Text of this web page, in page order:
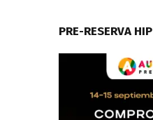
PRE-RESERVA HIP